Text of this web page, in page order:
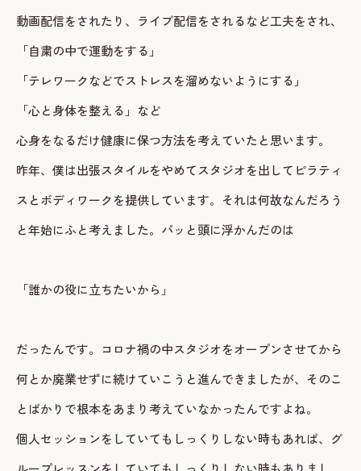
動画配信をされたり、ライブ配信をされるなど工夫をされ、
「自粛の中で運動をする」
「テレワークなどでストレスを溜めないようにする」
「心と身体を整える」など
心身をなるだけ健康に保つ方法を考えていたと思います。
昨年、僕は出張スタイルをやめてスタジオを出してピラティ
スとボディワークを提供しています。それは何故なんだろう
と年始にふと考えました。パッと頭に浮かんだのは
「誰かの役に立ちたいから」
だったんです。コロナ禍の中スタジオをオープンさせてから
何とか廃業せずに続けていこうと進んできましたが、そのこ
とばかりで根本をあまり考えていなかったんですよね。
個人セッションをしていてもしっくりしない時もあれば、グ